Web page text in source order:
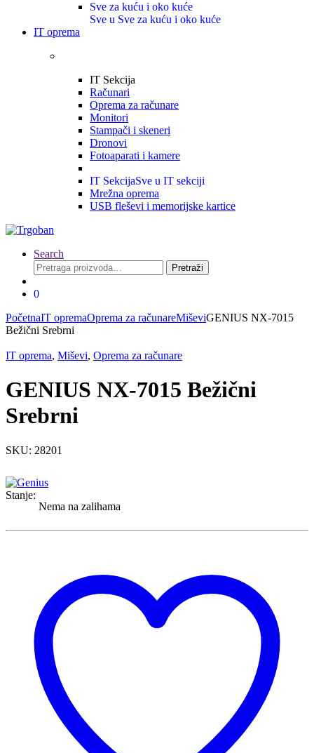
Sve za kuću i oko kuće
Sve u Sve za kuću i oko kuće
IT oprema
IT Sekcija
Računari
Oprema za računare
Monitori
Stampači i skeneri
Dronovi
Fotoaparati i kamere
IT SekcijaSve u IT sekciji
Mrežna oprema
USB fleševi i memorijske kartice
Search
Pretraga
za:
Pretraži
0
PočetnaIT opremaOprema za računareMiševiGENIUS NX-7015
Bežični Srebrni
IT oprema, Miševi, Oprema za računare
GENIUS NX-7015 Bežični
Srebrni
SKU: 28201
Stanje:
Nema na zalihama